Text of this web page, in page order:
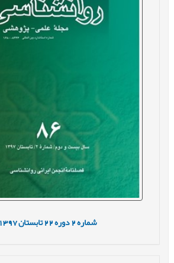
شماره2 دوره22 تابستان1397